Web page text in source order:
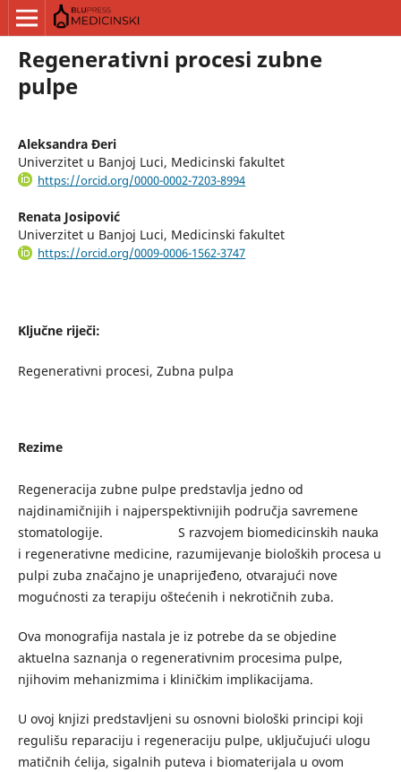
Regenerativni procesi zubne
pulpe
Aleksandra Đeri
Univerzitet u Banjoj Luci, Medicinski fakultet
https://orcid.org/0000-0002-7203-8994
Renata Josipović
Univerzitet u Banjoj Luci, Medicinski fakultet
https://orcid.org/0009-0006-1562-3747
Ključne riječi:
Regenerativni procesi, Zubna pulpa
Rezime
Regeneracija zubne pulpe predstavlja jedno od
najdinamičnijih i najperspektivnijih područja savremene
stomatologije. S razvojem biomedicinskih nauka
i regenerativne medicine, razumijevanje bioloških procesa u
pulpi zuba značajno je unaprijeđeno, otvarajući nove
mogućnosti za terapiju oštećenih i nekrotičnih zuba.
Ova monografija nastala je iz potrebe da se objedine
aktuelna saznanja o regenerativnim procesima pulpe,
njihovim mehanizmima i kliničkim implikacijama.
U ovoj knjizi predstavljeni su osnovni biološki principi koji
regulišu reparaciju i regeneraciju pulpe, uključujući ulogu
matičnih ćelija, sigalnih puteva i biomaterijala u ovom